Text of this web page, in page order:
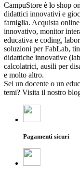
CampuStore è lo shop
didattici innovativi e
famiglia. Acquista
innovativo, monitor
educativa e coding,
soluzioni per FabLab,
didattiche innovative
calcolatrici, ausili per
e molto altro.
Sei un docente o un
temi? Visita il nostro
Pagamenti sicuri